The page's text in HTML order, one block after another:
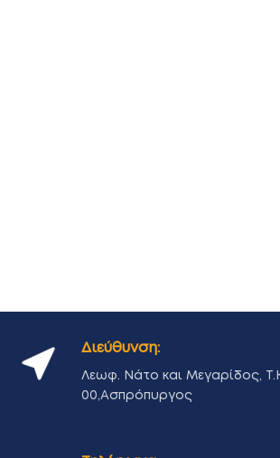
Διεύθυνση:
Λεωφ. Νάτο και Μεγαρίδος,
00,Ασπρόπυργος